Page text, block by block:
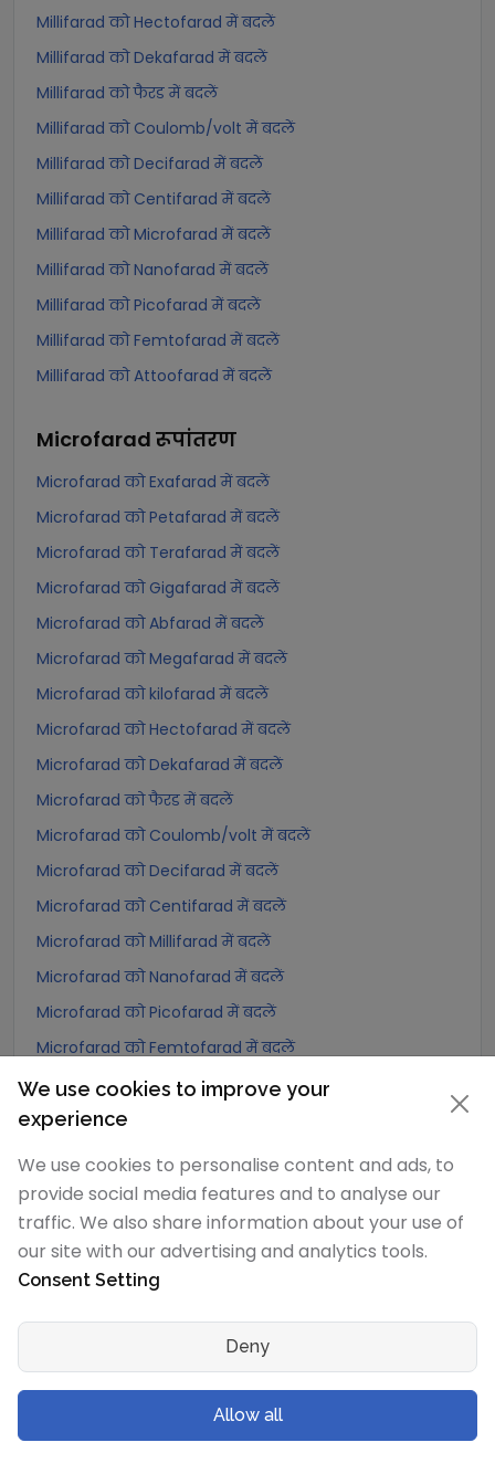
Millifarad को Hectofarad में बदलें
Millifarad को Dekafarad में बदलें
Millifarad को फैरड में बदलें
Millifarad को Coulomb/volt में बदलें
Millifarad को Decifarad में बदलें
Millifarad को Centifarad में बदलें
Millifarad को Microfarad में बदलें
Millifarad को Nanofarad में बदलें
Millifarad को Picofarad में बदलें
Millifarad को Femtofarad में बदलें
Millifarad को Attoofarad में बदलें
Microfarad रूपांतरण
Microfarad को Exafarad में बदलें
Microfarad को Petafarad में बदलें
Microfarad को Terafarad में बदलें
Microfarad को Gigafarad में बदलें
Microfarad को Abfarad में बदलें
Microfarad को Megafarad में बदलें
Microfarad को kilofarad में बदलें
Microfarad को Hectofarad में बदलें
Microfarad को Dekafarad में बदलें
Microfarad को फैरड में बदलें
Microfarad को Coulomb/volt में बदलें
Microfarad को Decifarad में बदलें
Microfarad को Centifarad में बदलें
Microfarad को Millifarad में बदलें
Microfarad को Nanofarad में बदलें
Microfarad को Picofarad में बदलें
Microfarad को Femtofarad में बदलें
Microfarad को Attoofarad में बदलें
Nanofarad को Exafarad में बदलें
Nanofarad को Petafarad में बदलें
Nanofarad को Terafarad में बदलें
Nanofarad को Gigafarad में बदलें
Nanofarad को Megafarad में बदलें
Nanofarad को Hectofarad में बदलें
We use cookies to improve your
experience
We use cookies to personalise content and ads, to
provide social media features and to analyse our
traffic. We also share information about your use of
our site with our advertising and analytics tools.
Consent Setting
Deny
Allow all